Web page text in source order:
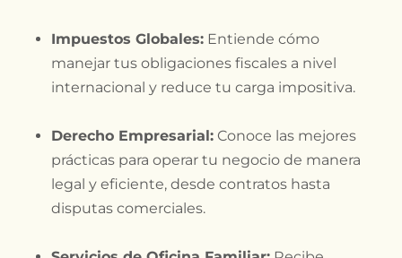
Impuestos Globales: Entiende cómo
manejar tus obligaciones fiscales a nivel
internacional y reduce tu carga impositiva.
Derecho Empresarial: Conoce las mejores
prácticas para operar tu negocio de manera
legal y eficiente, desde contratos hasta
disputas comerciales.